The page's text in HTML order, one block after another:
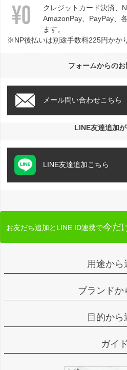
クレジットカード決済、
AmazonPay、PayPay、
ます。
※NP後払いは別途手数料225円かか
フォームからの
メール問い合わせこちら
LINE友達追加
LINE友達追加こちら
お友だち追加とLINE ID連携で今だ
用途から
ブランドか
目的から
ガイド